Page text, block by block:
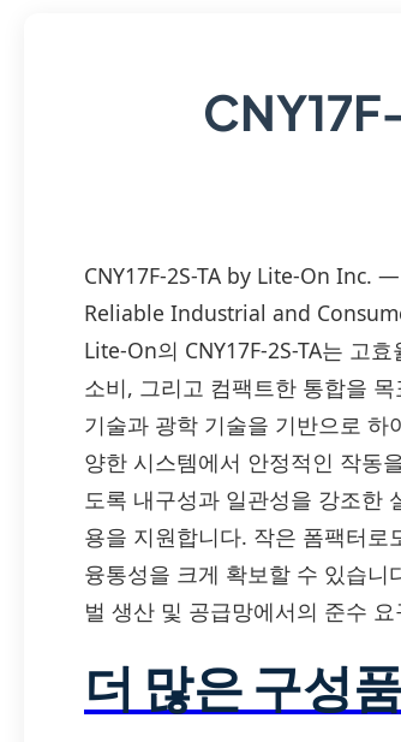
CNY17F-2S-TA by Lite-On
Reliable Industrial and
Lite-On의 CNY17F-2S-TA는 고
소비, 그리고 컴팩트한 통합을
기술과 광학 기술을 기반으로
양한 시스템에서 안정적인 작동
도록 내구성과 일관성을 강조한
용을 지원합니다. 작은 폼팩터로
융통성을 크게 확보할 수 있습니
벌 생산 및 공급망에서의 준수
더 많은 구성